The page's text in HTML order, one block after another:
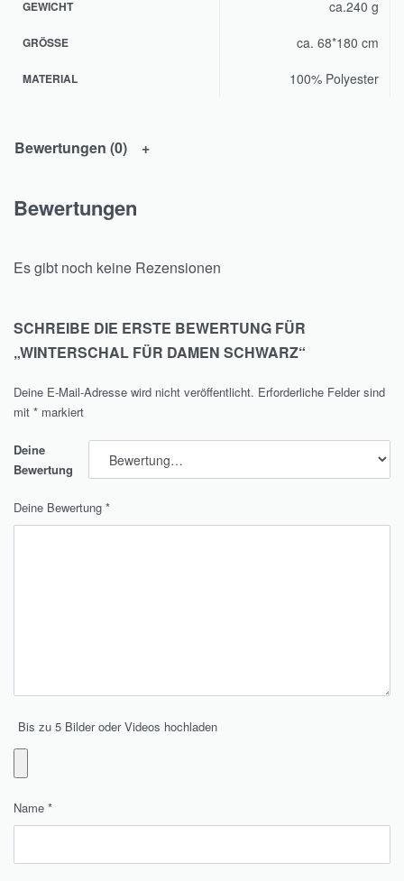
GEWICHT ca.240 g
GRÖSSE ca. 68*180 cm
MATERIAL 100% Polyester
Bewertungen (0)
Bewertungen
Es gibt noch keine Rezensionen
SCHREIBE DIE ERSTE BEWERTUNG FÜR
„WINTERSCHAL FÜR DAMEN SCHWARZ“
Deine E-Mail-Adresse wird nicht veröffentlicht. Erforderliche Felder sind
mit * markiert
Deine
Bewertung
Deine Bewertung *
Bis zu 5 Bilder oder Videos hochladen
Name *